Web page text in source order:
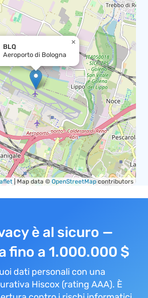
BLQ
Aeroporto di Bologna
×
|Map data © OpenStreetMap contributors
è al sicuro —
fino a 1.000.000 $
dati personali con una
Hiscox (rating AAA). È